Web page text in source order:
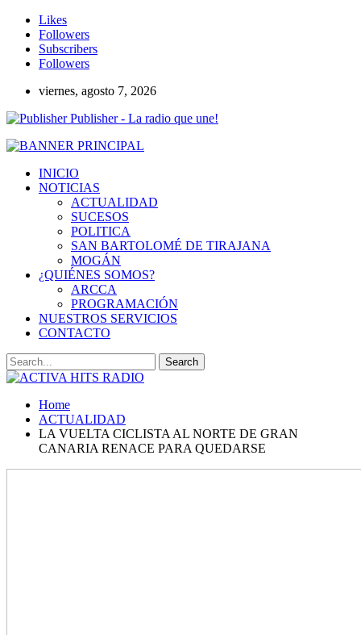
Likes
Followers
Subscribers
Followers
viernes, agosto 7, 2026
Publisher - La radio que une!
INICIO
NOTICIAS
ACTUALIDAD
SUCESOS
POLITICA
SAN BARTOLOMÉ DE TIRAJANA
MOGÁN
¿QUIÉNES SOMOS?
ARCCA
PROGRAMACIÓN
NUESTROS SERVICIOS
CONTACTO
Home
ACTUALIDAD
LA VUELTA CICLISTA AL NORTE DE GRAN
CANARIA RENACE PARA QUEDARSE